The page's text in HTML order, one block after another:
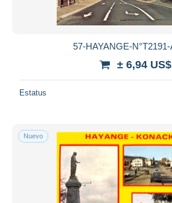
57-HAYANGE-
± 6,94 US$
Estatus
Nuevo